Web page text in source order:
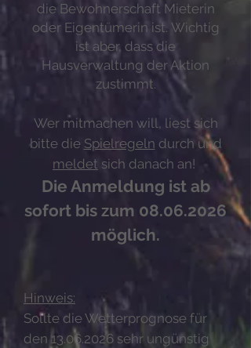
die Bewohnerschaft Mieterin
oder Eigentümerin ist. Wichtig
ist aber, dass die
Hausverwaltung der Aktion
zustimmt.
Wer mitmachen will, liest sich
bitte die Spielregeln durch und
meldet sich danach an!
Die Anmeldung ist ab
sofort bis zum 08.06.2026
möglich.
Hinweis:
Sollte die Wetterprognose für
den 13.06.2026 sehr ungünstig